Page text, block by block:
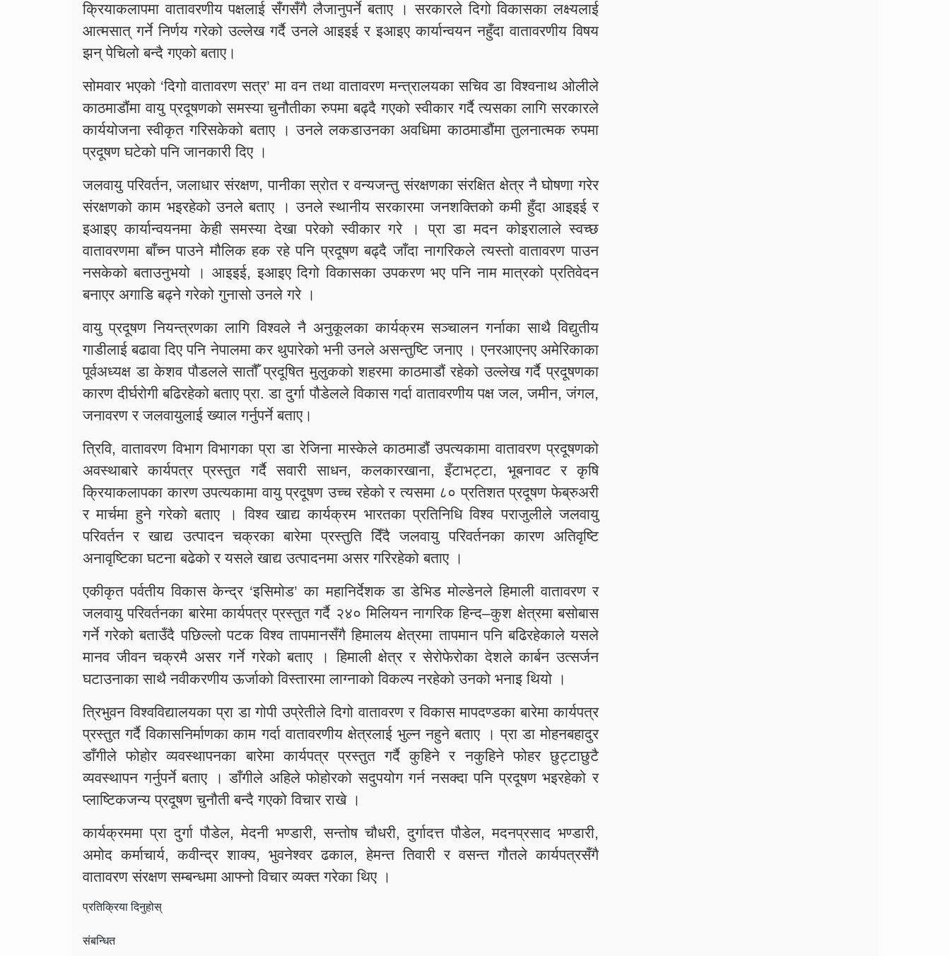
क्रियाकलापमा वातावरणीय पक्षलाई सँगसँगै लैजानुपर्ने बताए । सरकारले दिगो विकासका लक्ष्यलाई
आत्मसात् गर्ने निर्णय गरेको उल्लेख गर्दै उनले आइइई र इआइए कार्यान्वयन नहुँदा वातावरणीय विषय
झन् पेचिलो बन्दै गएको बताए।
सोमवार भएको ‘दिगो वातावरण सत्र’ मा वन तथा वातावरण मन्त्रालयका सचिव डा विश्वनाथ ओलीले
काठमाडौंंमा वायु प्रदूषणको समस्या चुनौतीका रुपमा बढ्दै गएको स्वीकार गर्दै त्यसका लागि सरकारले
कार्ययोजना स्वीकृत गरिसकेको बताए । उनले लकडाउनका अवधिमा काठमाडौंमा तुलनात्मक रुपमा
प्रदूषण घटेको पनि जानकारी दिए ।
जलवायु परिवर्तन, जलाधार संरक्षण, पानीका स्रोत र वन्यजन्तु संरक्षणका संरक्षित क्षेत्र नै घोषणा गरेर
संरक्षणको काम भइरहेको उनले बताए । उनले स्थानीय सरकारमा जनशक्तिको कमी हुँदा आइइई र
इआइए कार्यान्वयनमा केही समस्या देखा परेको स्वीकार गरे । प्रा डा मदन कोइरालाले स्वच्छ
वातावरणमा बाँच्न पाउने मौलिक हक रहे पनि प्रदूषण बढ्दै जाँदा नागरिकले त्यस्तो वातावरण पाउन
नसकेको बताउनुभयो । आइइई, इआइए दिगो विकासका उपकरण भए पनि नाम मात्रको प्रतिवेदन
बनाएर अगाडि बढ्ने गरेको गुनासो उनले गरे ।
वायु प्रदूषण नियन्त्रणका लागि विश्वले नै अनुकूलका कार्यक्रम सञ्चालन गर्नाका साथै विद्युतीय
गाडीलाई बढावा दिए पनि नेपालमा कर थुपारेको भनी उनले असन्तुष्टि जनाए । एनरआएनए अमेरिकाका
पूर्वअध्यक्ष डा केशव पौडलले सातौँ प्रदूषित मुलुकको शहरमा काठमाडौं रहेको उल्लेख गर्दै प्रदूषणका
कारण दीर्घरोगी बढिरहेको बताए प्रा. डा दुर्गा पौडेलले विकास गर्दा वातावरणीय पक्ष जल, जमीन, जंगल,
जनावरण र जलवायुलाई ख्याल गर्नुपर्ने बताए।
त्रिवि, वातावरण विभाग विभागका प्रा डा रेजिना मास्केले काठमाडौंं उपत्यकामा वातावरण प्रदूषणको
अवस्थाबारे कार्यपत्र प्रस्तुत गर्दै सवारी साधन, कलकारखाना, इँटाभट्टा, भूबनावट र कृषि
क्रियाकलापका कारण उपत्यकामा वायु प्रदूषण उच्च रहेको र त्यसमा ८० प्रतिशत प्रदूषण फेब्रुअरी
र मार्चमा हुने गरेको बताए । विश्व खाद्य कार्यक्रम भारतका प्रतिनिधि विश्व पराजुलीले जलवायु
परिवर्तन र खाद्य उत्पादन चक्रका बारेमा प्रस्तुति दिँदै जलवायु परिवर्तनका कारण अतिवृष्टि
अनावृष्टिका घटना बढेको र यसले खाद्य उत्पादनमा असर गरिरहेको बताए ।
एकीकृत पर्वतीय विकास केन्द्र ‘इसिमोड’ का महानिर्देशक डा डेभिड मोल्डेनले हिमाली वातावरण र
जलवायु परिवर्तनका बारेमा कार्यपत्र प्रस्तुत गर्दै २४० मिलियन नागरिक हिन्द–कुश क्षेत्रमा बसोबास
गर्ने गरेको बताउँदै पछिल्लो पटक विश्व तापमानसँगै हिमालय क्षेत्रमा तापमान पनि बढिरहेकाले यसले
मानव जीवन चक्रमै असर गर्ने गरेको बताए । हिमाली क्षेत्र र सेरोफेरोका देशले कार्बन उत्सर्जन
घटाउनाका साथै नवीकरणीय ऊर्जाको विस्तारमा लाग्नाको विकल्प नरहेको उनको भनाइ थियो ।
त्रिभुवन विश्वविद्यालयका प्रा डा गोपी उप्रेतीले दिगो वातावरण र विकास मापदण्डका बारेमा कार्यपत्र
प्रस्तुत गर्दै विकासनिर्माणका काम गर्दा वातावरणीय क्षेत्रलाई भुल्न नहुने बताए । प्रा डा मोहनबहादुर
डाँगीले फोहोर व्यवस्थापनका बारेमा कार्यपत्र प्रस्तुत गर्दै कुहिने र नकुहिने फोहर छुट्टाछुटै
व्यवस्थापन गर्नुपर्ने बताए । डाँगीले अहिले फोहोरको सदुपयोग गर्न नसक्दा पनि प्रदूषण भइरहेको र
प्लाष्टिकजन्य प्रदूषण चुनौती बन्दै गएको विचार राखे ।
कार्यक्रममा प्रा दुर्गा पौडेल, मेदनी भण्डारी, सन्तोष चौधरी, दुर्गादत्त पौडेल, मदनप्रसाद भण्डारी,
अमोद कर्माचार्य, कवीन्द्र शाक्य, भुवनेश्वर ढकाल, हेमन्त तिवारी र वसन्त गौतले कार्यपत्रसँगै
वातावरण संरक्षण सम्बन्धमा आफ्नो विचार व्यक्त गरेका थिए ।
प्रतिक्रिया दिनुहोस्
संबन्धित